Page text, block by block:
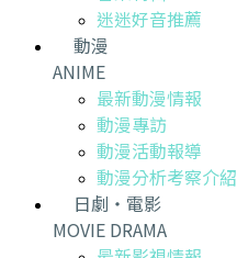
迷迷好音推薦
動漫
ANIME
最新動漫情報
動漫專訪
動漫活動報導
動漫分析考察介紹
日劇・電影
MOVIE DRAMA